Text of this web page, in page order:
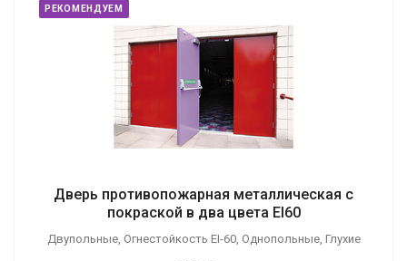
РЕКОМЕНДУЕМ
Дверь противопожарная металлическая с
покраской в два цвета EI60
Двупольные, Огнестойкость EI-60, Однопольные, Глухие